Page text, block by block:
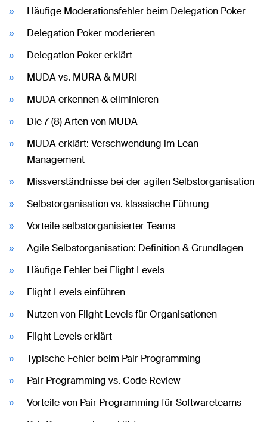
Häufige Moderationsfehler beim Delegation Poker
Delegation Poker moderieren
Delegation Poker erklärt
MUDA vs. MURA & MURI
MUDA erkennen & eliminieren
Die 7 (8) Arten von MUDA
MUDA erklärt: Verschwendung im Lean
Management
Missverständnisse bei der agilen Selbstorganisation
Selbstorganisation vs. klassische Führung
Vorteile selbstorganisierter Teams
Agile Selbstorganisation: Definition & Grundlagen
Häufige Fehler bei Flight Levels
Flight Levels einführen
Nutzen von Flight Levels für Organisationen
Flight Levels erklärt
Typische Fehler beim Pair Programming
Pair Programming vs. Code Review
Vorteile von Pair Programming für Softwareteams